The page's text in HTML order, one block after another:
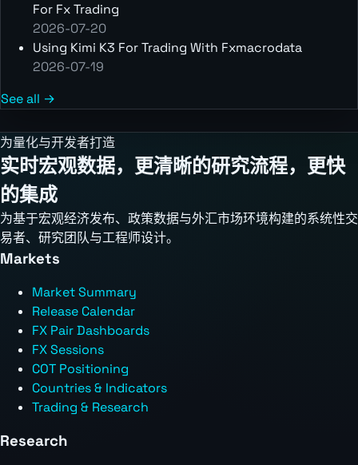
For Fx Trading
2026-07-20
Using Kimi K3 For Trading With Fxmacrodata
2026-07-19
See all →
为量化与开发者打造
实时宏观数据，更清晰的研究流程，更快
的集成
为基于宏观经济发布、政策数据与外汇市场环境构建的系统性交
易者、研究团队与工程师设计。
Markets
Market Summary
Release Calendar
FX Pair Dashboards
FX Sessions
COT Positioning
Countries & Indicators
Trading & Research
Research